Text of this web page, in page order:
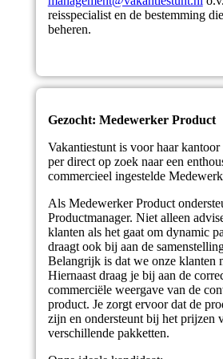
reisspecialist en de bestemming
beheren.
Gezocht: Medewerker Product
Vakantiestunt is voor haar
per direct op zoek naar een
commercieel ingestelde
Als Medewerker Product
Productmanager. Niet alleen
klanten als het gaat om dynamic
draagt ook bij aan de
Belangrijk is dat we onze klanten
Hiernaast draag je bij aan de
commerciële weergave van de
product. Je zorgt ervoor dat de
zijn en ondersteunt bij het prijzen
verschillende pakketten.